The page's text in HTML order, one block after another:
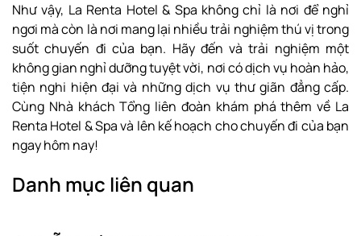
Như vậy, La Renta Hotel & Spa không chỉ là nơi để nghỉ
ngơi mà còn là nơi mang lại nhiều trải nghiệm thú vị trong
suốt chuyến đi của bạn. Hãy đến và trải nghiệm một
không gian nghỉ dưỡng tuyệt vời, nơi có dịch vụ hoàn hảo,
tiện nghi hiện đại và những dịch vụ thư giãn đẳng cấp.
Cùng Nhà khách Tổng liên đoàn khám phá thêm về La
Renta Hotel & Spa và lên kế hoạch cho chuyến đi của bạn
ngay hôm nay!
Danh mục liên quan